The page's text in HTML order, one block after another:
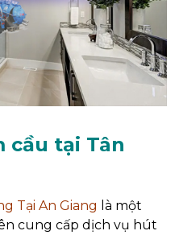
cầu tại Tân
Tại An Giang là một
cung cấp dịch vụ hút